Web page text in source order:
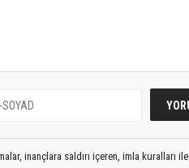
inançlara saldırı içeren, imla kuralları ile